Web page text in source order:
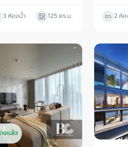
3 ห้องน้ำ 125 ตร.ม. 2 ห้
งแล้ว